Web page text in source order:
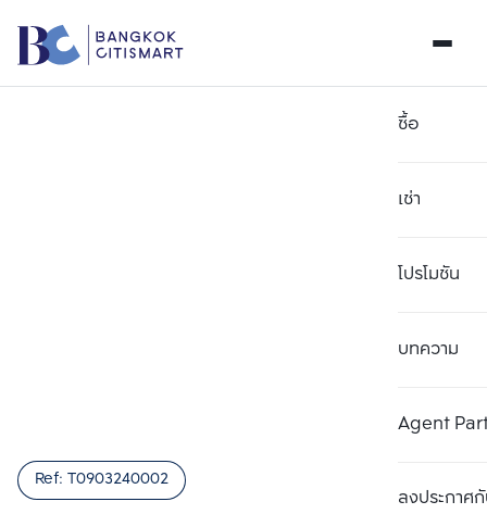
ซื้อ
เช่า
โปรโมชัน
บทความ
Agent
ลงประกาศกั
Ref: T0903240002เปรียบเทียบ